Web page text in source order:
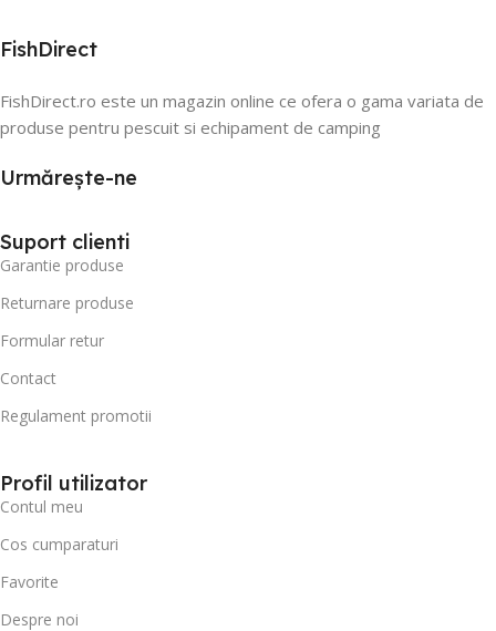
FishDirect
FishDirect.ro este un magazin online ce ofera o gama variata de
produse pentru pescuit si echipament de camping
Urmărește-ne
Suport clienti
Garantie produse
Returnare produse
Formular retur
Contact
Regulament promotii
Profil utilizator
Contul meu
Cos cumparaturi
Favorite
Despre noi